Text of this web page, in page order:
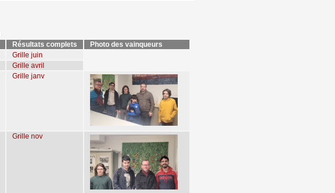
Résultats complets
Photo des vainqueurs
Grille juin
Grille avril
Grille janv
Grille nov